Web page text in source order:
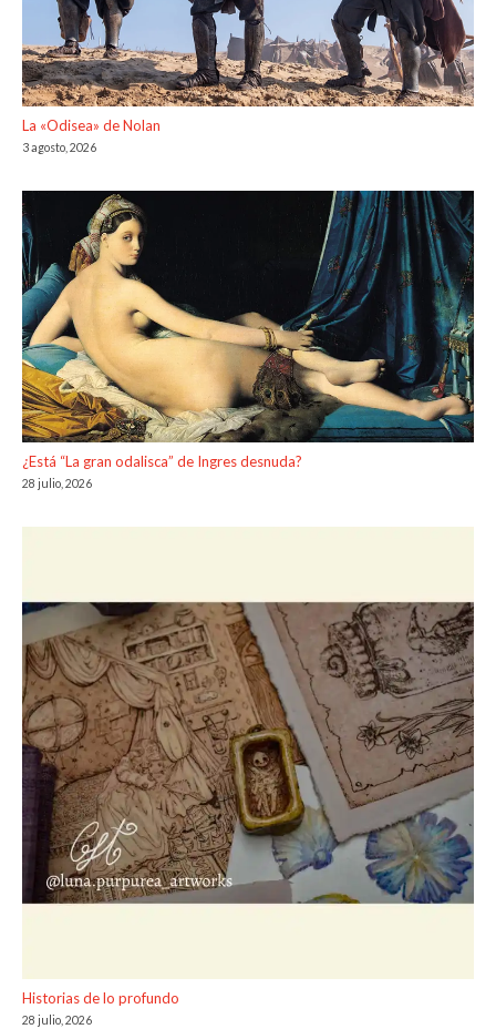
La «Odisea» de Nolan
3 agosto, 2026
¿Está “La gran odalisca” de Ingres desnuda?
28 julio, 2026
Historias de lo profundo
28 julio, 2026